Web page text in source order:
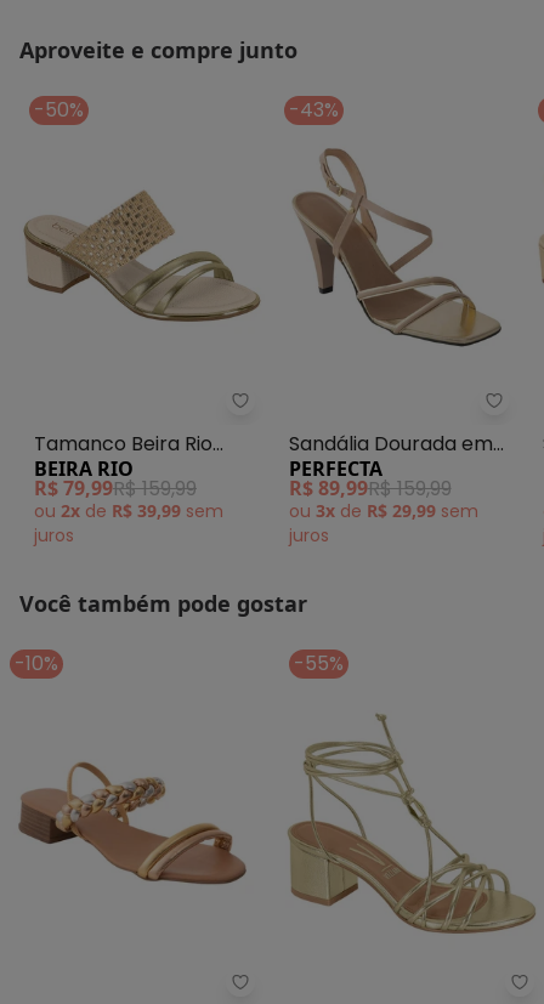
Aproveite e compre junto
-50%
Tamanco Beira Rio (Dourado)
Tamanco Beira Rio
(Dourado)
BEIRA RIO
R$ 79,99R$ 159,99
ou 2x de R$ 39,99 sem
juros
-43%
Sandália Dourada em
Sintético
PERFECTA
R$ 89,99R$ 159,99
ou 3x de R$ 29,99 sem
juros
Você também pode gostar
-10%
Perfecta - Sandália (Dourado)
-55%